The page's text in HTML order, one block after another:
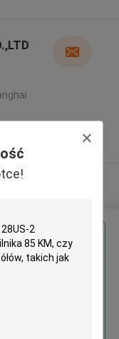
za
Używana
Moc silnika